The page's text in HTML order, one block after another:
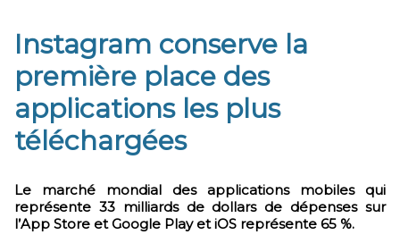
Instagram conserve la
première place des
applications les plus
téléchargées
Le marché mondial des applications mobiles qui
représente 33 milliards de dollars de dépenses sur
l’App Store et Google Play et iOS représente 65 %.